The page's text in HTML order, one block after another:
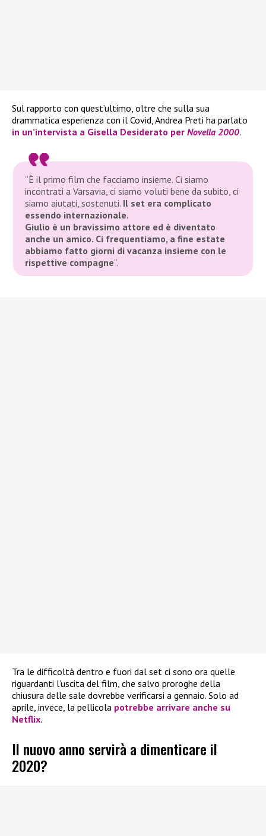
Sul rapporto con quest’ultimo, oltre che sulla sua
drammatica esperienza con il Covid, Andrea Preti ha parlato
in un’intervista a Gisella Desiderato per Novella 2000.
“È il primo film che facciamo insieme. Ci siamo
incontrati a Varsavia, ci siamo voluti bene da subito, ci
siamo aiutati, sostenuti. Il set era complicato
essendo internazionale.
Giulio è un bravissimo attore ed è diventato
anche un amico. Ci frequentiamo, a fine estate
abbiamo fatto giorni di vacanza insieme con le
rispettive compagne“.
Tra le difficoltà dentro e fuori dal set ci sono ora quelle
riguardanti l’uscita del film, che salvo proroghe della
chiusura delle sale dovrebbe verificarsi a gennaio. Solo ad
aprile, invece, la pellicola potrebbe arrivare anche su
Netflix.
Il nuovo anno servirà a dimenticare il
2020?